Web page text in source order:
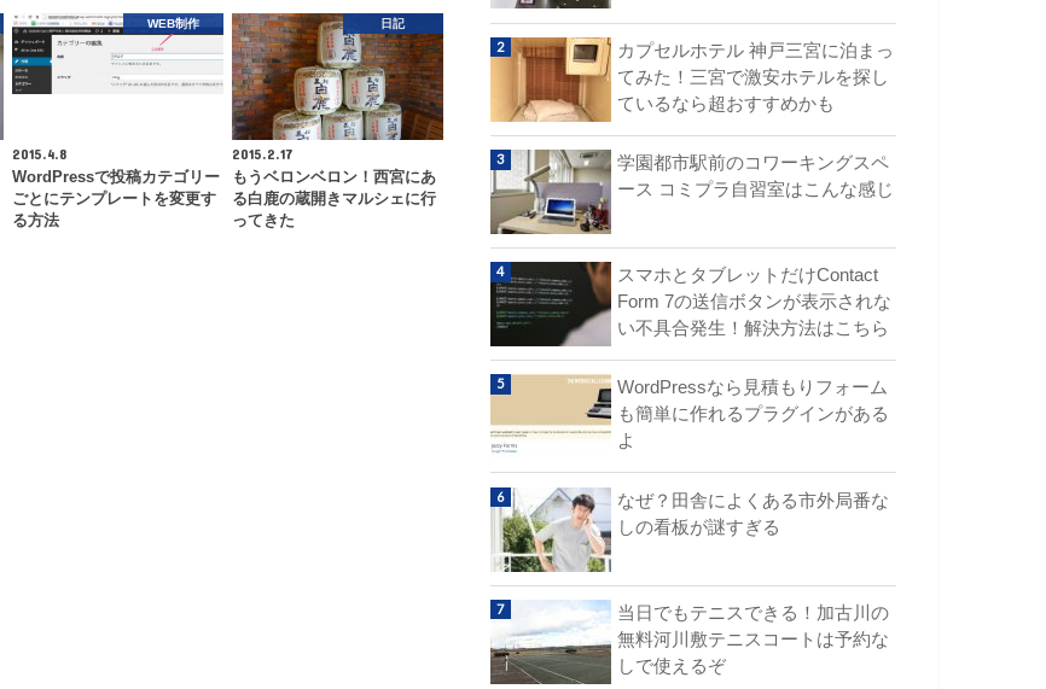
WEB制作
2015.4.8
WordPressで投稿カテゴリー
ごとにテンプレートを変更す
る方法
日記
2015.2.17
もうベロンベロン！西宮にあ
る白鹿の蔵開きマルシェに行
ってきた
カプセルホテル 神戸三宮に泊まっ
てみた！三宮で激安ホテルを探し
ているなら超おすすめかも
学園都市駅前のコワーキングスペ
ース コミプラ自習室はこんな感じ
スマホとタブレットだけContact
Form 7の送信ボタンが表示されな
い不具合発生！解決方法はこちら
WordPressなら見積もりフォーム
も簡単に作れるプラグインがある
よ
なぜ？田舎によくある市外局番な
しの看板が謎すぎる
当日でもテニスできる！加古川の
無料河川敷テニスコートは予約な
しで使えるぞ